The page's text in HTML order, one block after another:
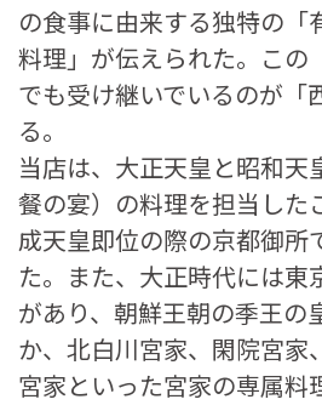
の食事に由来する独特の「
料理」が伝えられた。この
でも受け継いでいるのが「
る。
当店は、大正天皇と昭和天
餐の宴）の料理を担当した
成天皇即位の際の京都御所
た。また、大正時代には東
があり、朝鮮王朝の季王の
か、北白川宮家、閑院宮家
宮家といった宮家の専属料